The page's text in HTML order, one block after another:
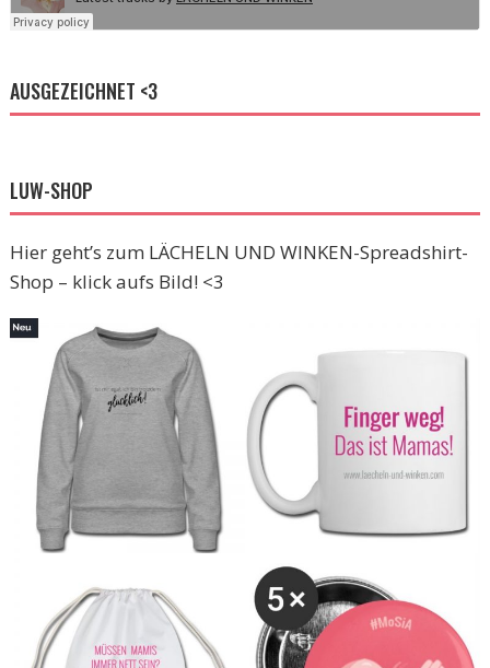
AUSGEZEICHNET <3
LUW-SHOP
Hier geht’s zum LÄCHELN UND WINKEN-Spreadshirt-
Shop – klick aufs Bild! <3